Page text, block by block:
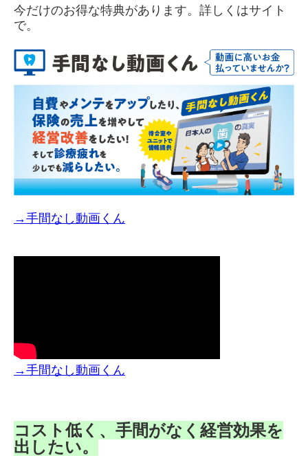
今だけのお得な特典があります。詳しくはサイト
で。
→手間なし動画くん
→手間なし動画くん
コスト低く、手間がなく経営効果を
出したい。